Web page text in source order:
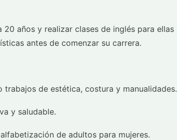
años y realizar clases de inglés para ellas
antes de comenzar su carrera.
de estética, costura y manualidades.
y saludable.
de adultos para mujeres.